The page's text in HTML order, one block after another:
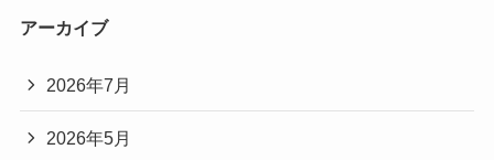
アーカイブ
2026年7月
2026年5月